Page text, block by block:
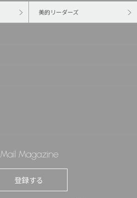
美的リーダーズ
Mail Magazine
登録する